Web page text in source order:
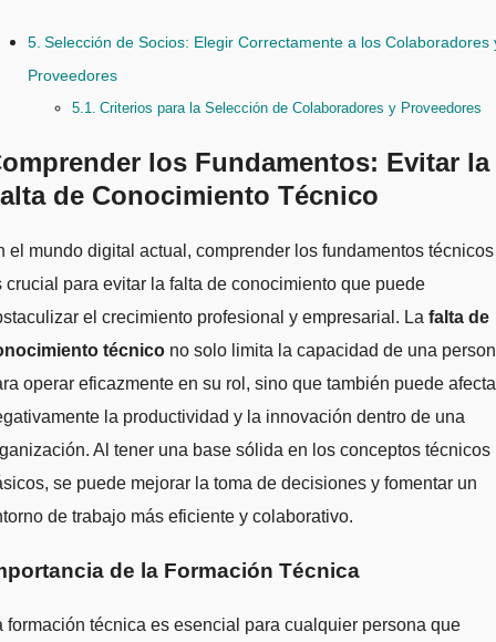
Selección de Socios: Elegir Correctamente a los Colaboradores
Proveedores
Criterios para la Selección de Colaboradores y Proveedores
los Fundamentos: Evitar la
de Conocimiento Técnico
crucial para evitar la falta de conocimiento que puede
el crecimiento profesional y empresarial. La falta de
técnico no solo limita la capacidad de una
operar eficazmente en su rol, sino que también puede
la productividad y la innovación dentro de una
Al tener una base sólida en los conceptos técnicos
se puede mejorar la toma de decisiones y fomentar un
de trabajo más eficiente y colaborativo.
de la Formación Técnica
formación técnica es esencial para cualquier persona que